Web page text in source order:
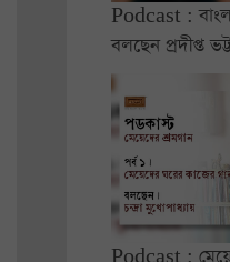
Podcast :
বলছেন প্রদীপ্ত